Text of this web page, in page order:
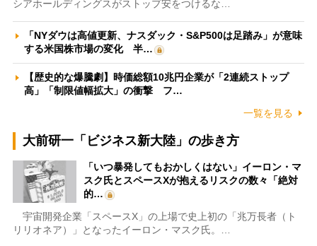
シアホールディングスがストップ安をつけるな…
「NYダウは高値更新、ナスダック・S&P500は足踏み」が意味
する米国株市場の変化 半…
【歴史的な爆騰劇】時価総額10兆円企業が「2連続ストップ
高」「制限値幅拡大」の衝撃 フ…
一覧を見る
大前研一「ビジネス新大陸」の歩き方
「いつ暴発してもおかしくはない」イーロン・マ
スク氏とスペースXが抱えるリスクの数々「絶対
的…
宇宙開発企業「スペースX」の上場で史上初の「兆万長者（ト
リリオネア）」となったイーロン・マスク氏。…